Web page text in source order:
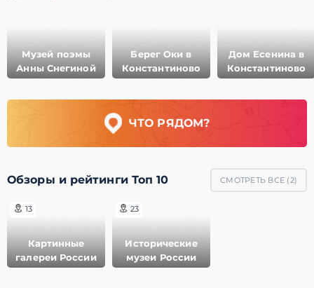
Музей поэмы
Анны Снегиной
Берег Оки в
Константиново
Дом Есенина в
Константиново
ЧТО РЯДОМ?
Обзоры и рейтинги Топ 10 СМОТРЕТЬ ВСЕ (2)
13
Картинные
галереи России
23
Исторические
музеи России